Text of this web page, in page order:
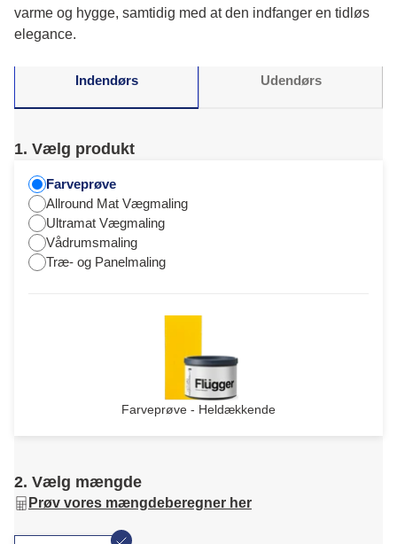
varme og hygge, samtidig med at den indfanger en tidløs
elegance.
Indendørs Udendørs
1. Vælg produkt
Farveprøve
Allround Mat Vægmaling
Ultramat Vægmaling
Vådrumsmaling
Træ- og Panelmaling
Farveprøve - Heldækkende
2. Vælg mængde
Prøv vores mængdeberegner her